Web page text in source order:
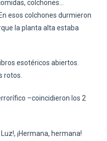
colchones…
esos colchones durmieron
la planta alta estaba
esotéricos abiertos.
rotos.
–coincidieron los 2
¡Hermana, hermana!